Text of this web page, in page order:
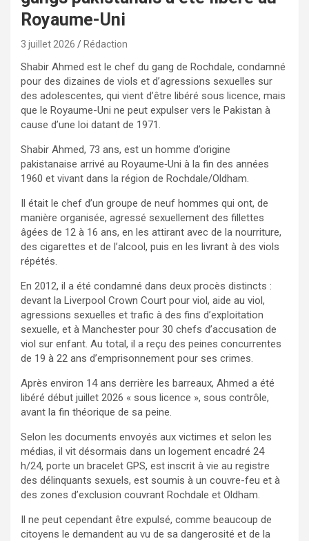
Royaume-Uni
3 juillet 2026 Rédaction
Shabir Ahmed est le chef du gang de Rochdale, condamné
pour des dizaines de viols et d’agressions sexuelles sur
des adolescentes, qui vient d’être libéré sous licence, mais
que le Royaume-Uni ne peut expulser vers le Pakistan à
cause d’une loi datant de 1971.
Shabir Ahmed, 73 ans, est un homme d’origine
pakistanaise arrivé au Royaume‑Uni à la fin des années
1960 et vivant dans la région de Rochdale/Oldham.
Il était le chef d’un groupe de neuf hommes qui ont, de
manière organisée, agressé sexuellement des fillettes
âgées de 12 à 16 ans, en les attirant avec de la nourriture,
des cigarettes et de l’alcool, puis en les livrant à des viols
répétés.
En 2012, il a été condamné dans deux procès distincts :
devant la Liverpool Crown Court pour viol, aide au viol,
agressions sexuelles et trafic à des fins d’exploitation
sexuelle, et à Manchester pour 30 chefs d’accusation de
viol sur enfant. Au total, il a reçu des peines concurrentes
de 19 à 22 ans d’emprisonnement pour ses crimes.
Après environ 14 ans derrière les barreaux, Ahmed a été
libéré début juillet 2026 « sous licence », sous contrôle,
avant la fin théorique de sa peine.
Selon les documents envoyés aux victimes et selon les
médias, il vit désormais dans un logement encadré 24
h/24, porte un bracelet GPS, est inscrit à vie au registre
des délinquants sexuels, est soumis à un couvre-feu et à
des zones d’exclusion couvrant Rochdale et Oldham.
Il ne peut cependant être expulsé, comme beaucoup de
citoyens le demandent au vu de sa dangerosité et de la